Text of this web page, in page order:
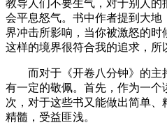
教导人们不要生气，对于别人
会平息怒气。书中作者提到大
界冲击所影响，当你被激怒的时
这样的境界很符合我的追求，所
而对于《开卷八分钟》的主
有一定的敬佩。首先，作为一
次，对于这些书又能做出简单
精髓，受益匪浅。